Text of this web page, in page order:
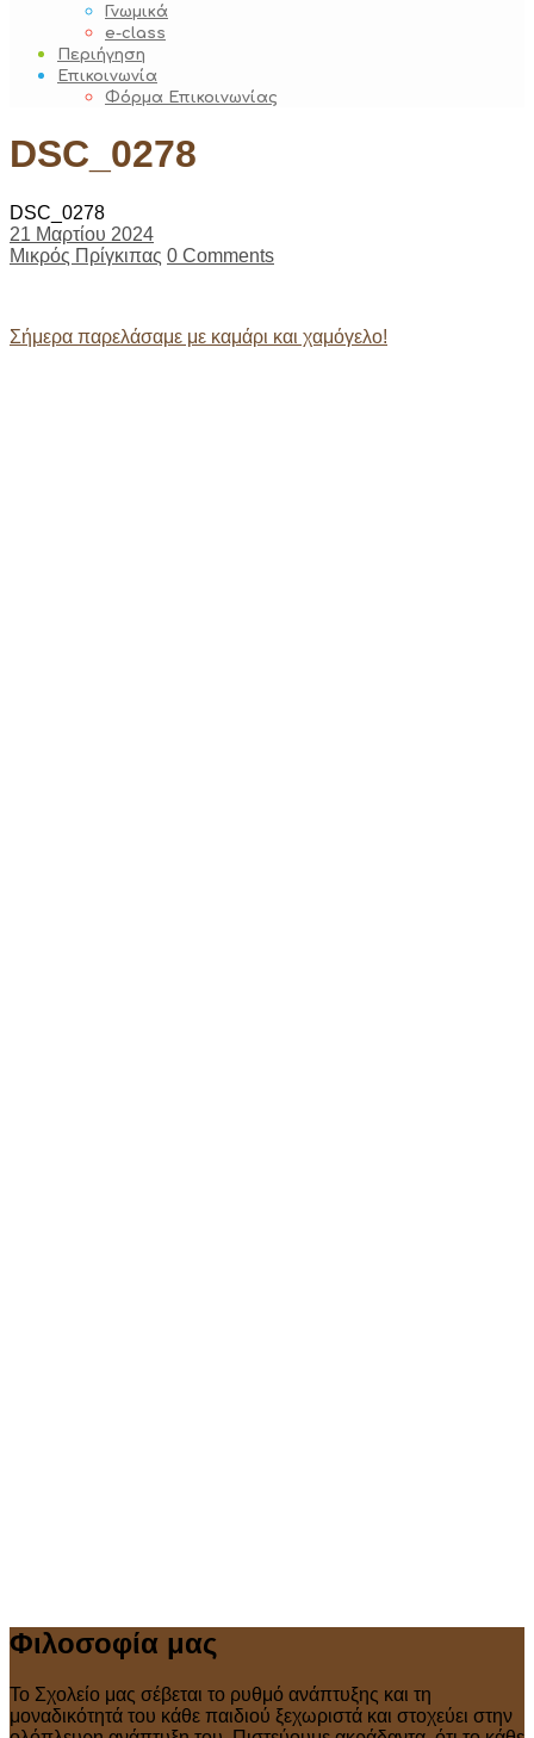
Γνωμικά
e-class
Περιήγηση
Επικοινωνία
Φόρμα Επικοινωνίας
DSC_0278
DSC_0278
21 Μαρτίου 2024
Μικρός Πρίγκιπας 0 Comments
Post
Σήμερα παρελάσαμε με καμάρι και χαμόγελο!
Φιλοσοφία μας
Το Σχολείο μας σέβεται το ρυθμό ανάπτυξης και τη
μοναδικότητά του κάθε παιδιού ξεχωριστά και στοχεύει στην